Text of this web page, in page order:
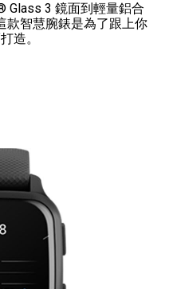
Glass 3 鏡面到輕量鋁合
款智慧腕錶是為了跟上你
造。